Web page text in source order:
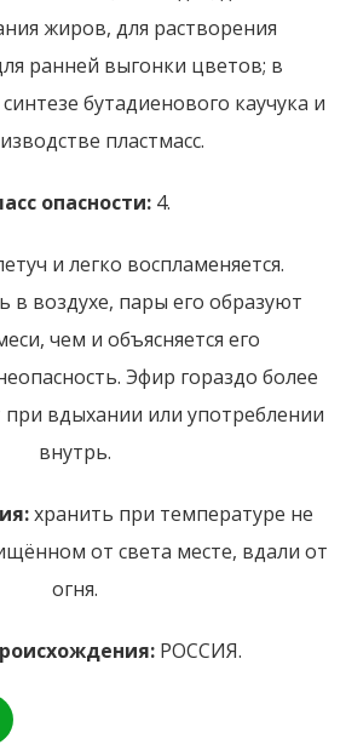
жиров, для растворения
ранней выгонки цветов; в
бутадиенового каучука и
пластмасс.
опасности: 4.
и легко воспламеняется.
в воздухе, пары его образуют
чем и объясняется его
Эфир гораздо более
вдыхании или употреблении
внутрь.
хранить при температуре не
от света месте, вдали от
огня.
РОССИЯ.